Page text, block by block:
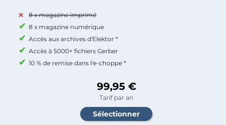
8 x magazine imprimé
8 x magazine numérique
Accès aux archives d'Elektor *
Accès à 5000+ fichiers Gerber
10 % de remise dans l'e-choppe *
99,95 €
Tarif par an